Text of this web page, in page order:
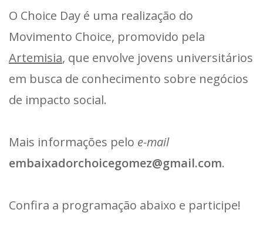
O Choice Day é uma realização do
Movimento Choice, promovido pela
Artemisia, que envolve jovens universitários
em busca de conhecimento sobre negócios
de impacto social.
Mais informações pelo e-mail
embaixadorchoicegomez@gmail.com.
Confira a programação abaixo e participe!